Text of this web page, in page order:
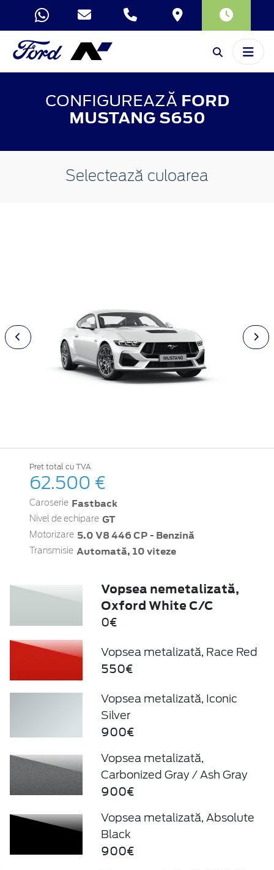
CONFIGUREAZĂ FORD
MUSTANG S650
Selectează culoarea
Pret total cu TVA
62.500 €
Caroserie Fastback
Nivel de echipare GT
Motorizare 5.0 V8 446 CP - Benzină
Transmisie Automată, 10 viteze
Vopsea nemetalizată,
Oxford White C/C
0€
Vopsea metalizată, Race Red
550€
Vopsea metalizată, Iconic
Silver
900€
Vopsea metalizată,
Carbonized Gray / Ash Gray
900€
Vopsea metalizată, Absolute
Black
900€